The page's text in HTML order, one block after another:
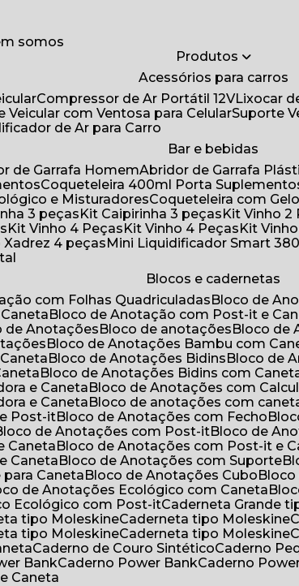
somos
Produtos
Acessórios para carros
Compressor de Ar Portátil 12V Lixocar
Veicular com Ventosa para Celular Suporte
de Ar para Carro
Bar e bebidas
de Garrafa Homem Abridor de Garrafa
Coqueteleira 400ml Porta
e Misturadores
Coqueteleira com
3 peças Kit Caipirinha 3 peças Kit Vinho
Kit Vinho 4 Peças Kit Vinho 4 Peças Kit
Xadrez 4 peças Mini Liquidificador Smart
Blocos e cadernetas
com Folhas Quadriculadas
Bloco de
Bloco de Anotação com Post-it e
de Anotações Bloco de anotações Bloco
Bloco de Anotações Bambu com
Bloco de Anotações Bidins
Bloco de
Bloco de Anotações Bidins com
e Caneta
Bloco de Anotações com
e Caneta
Bloco de anotações com
Post-it
Bloco de Anotações com Fecho
Bloco de Anotações com Post-it
Bloco de
Caneta
Bloco de Anotações com Post-it e
Caneta
Bloco de Anotações com Suporte
para Caneta
Bloco de Anotações Cubo
de Anotações Ecológico com Caneta
Ecológico com Post-it Caderneta Grande
tipo Moleskine Caderneta tipo Moleskine
tipo Moleskine Caderneta tipo Moleskine
Caderno de Couro Sintético Caderno
Bank Caderno Power Bank Caderno
Caneta